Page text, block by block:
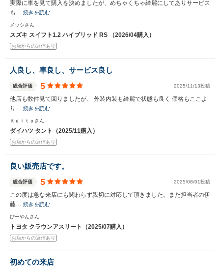
実際に車を見て購入を決めましたが、めちゃくちゃ綺麗にしてありサービス
も… 続きを読む
メッシさん
スズキ スイフト1.2 ハイブリッド RS （2026/04購入）
お店からの返信あり
人良し、車良し、サービス良し
総合評価 5 2025/11/13投稿
他店も数件見て回りましたが、 外装内装も綺麗で状態も良く 価格もここよ
り… 続きを読む
Ｋｅｉｔｏさん
ダイハツ タント（2025/11購入）
お店からの返信あり
良い販売店です。
総合評価 5 2025/08/01投稿
この度は急な来店にも関わらず親切に対応して頂きました。また担当者の伊
藤… 続きを読む
びーやんさん
トヨタ クラウンアスリート（2025/07購入）
お店からの返信あり
初めての来店